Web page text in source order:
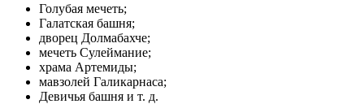
Голубая мечеть;
Галатская башня;
дворец Долмабахче;
мечеть Сулеймание;
храма Артемиды;
мавзолей Галикарнаса;
Девичья башня и т. д.